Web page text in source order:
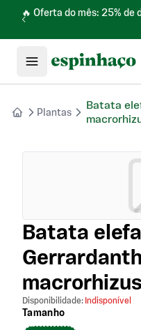
🔥 Oferta do mês: 25% de
Plantas
Batata
Batata
macrorhizus
Disponibilidade: Indisponível
Tamanho